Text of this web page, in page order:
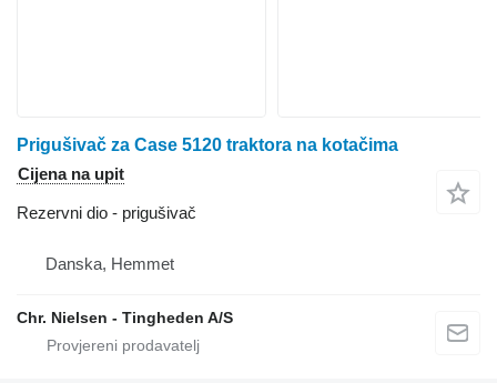
Prigušivač za Case 5120 traktora na kotačima
Cijena na upit
Rezervni dio - prigušivač
Danska, Hemmet
Chr. Nielsen - Tingheden A/S